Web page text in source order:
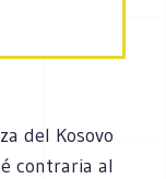
del Kosovo
contraria al